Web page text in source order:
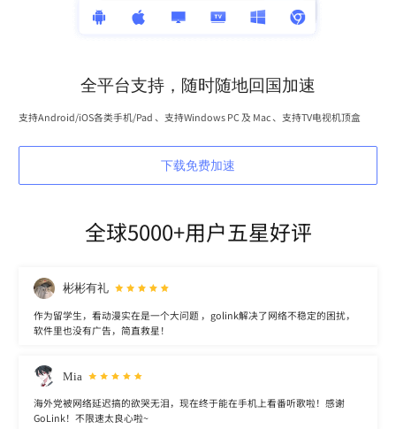
全平台支持，随时随地回国加速
支持Android/iOS各类手机/Pad 、支持Windows PC 及 Mac 、支持TV电视机顶盒
下载免费加速
全球5000+用户五星好评
彬彬有礼
作为留学生，看动漫实在是一个大问题 ，golink解决了网络不稳定的困扰，
软件里也没有广告，简直救星！
Mia
海外党被网络延迟搞的欲哭无泪，现在终于能在手机上看番听歌啦！感谢
GoLink！不限速太良心啦~